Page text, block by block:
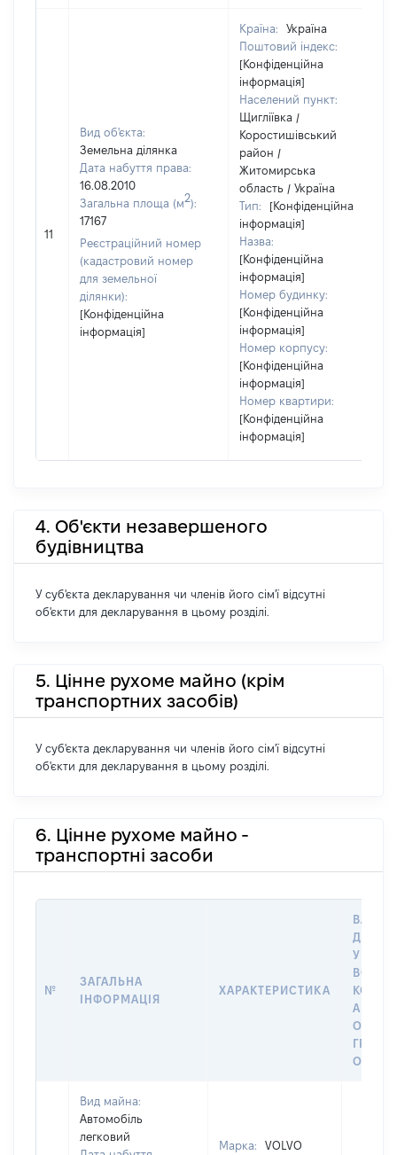
11
Вид об'єкта:
Земельна ділянка
Дата набуття права:
16.08.2010
Загальна площа (м2):
17167
Реєстраційний номер
(кадастровий номер
для земельної
ділянки):
[Конфіденційна
інформація]
Країна:
Україна
Поштовий індекс:
[Конфіденційна
інформація]
Населений пункт:
Щигліївка /
Коростишівський
район /
Житомирська
область / Україна
Тип:
[Конфіденційна
інформація]
Назва:
[Конфіденційна
інформація]
Номер будинку:
[Конфіденційна
інформація]
Номер корпусу:
[Конфіденційна
інформація]
Номер квартири:
[Конфіденційна
інформація]
4. Об'єкти незавершеного
будівництва
У суб'єкта декларування чи членів його сім'ї відсутні
об'єкти для декларування в цьому розділі.
5. Цінне рухоме майно (крім
транспортних засобів)
У суб'єкта декларування чи членів його сім'ї відсутні
об'єкти для декларування в цьому розділі.
6. Цінне рухоме майно -
транспортні засоби
№
ЗАГАЛЬНА
ІНФОРМАЦІЯ
ХАРАКТЕРИСТИКА
ДАТУ
У
АБО
Вид майна:
Автомобіль
легковий
Марка:
VOLVO